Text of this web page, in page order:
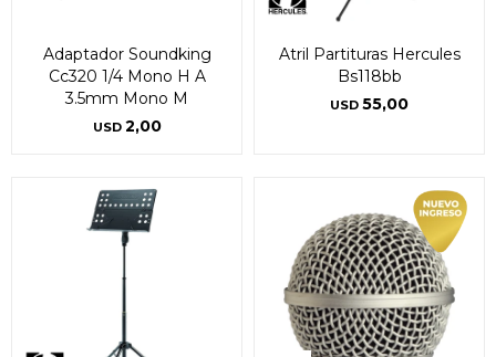
Adaptador Soundking
Cc320 1/4 Mono H A
3.5mm Mono M
USD 2,00
Atril Partituras Hercules
Bs118bb
USD 55,00